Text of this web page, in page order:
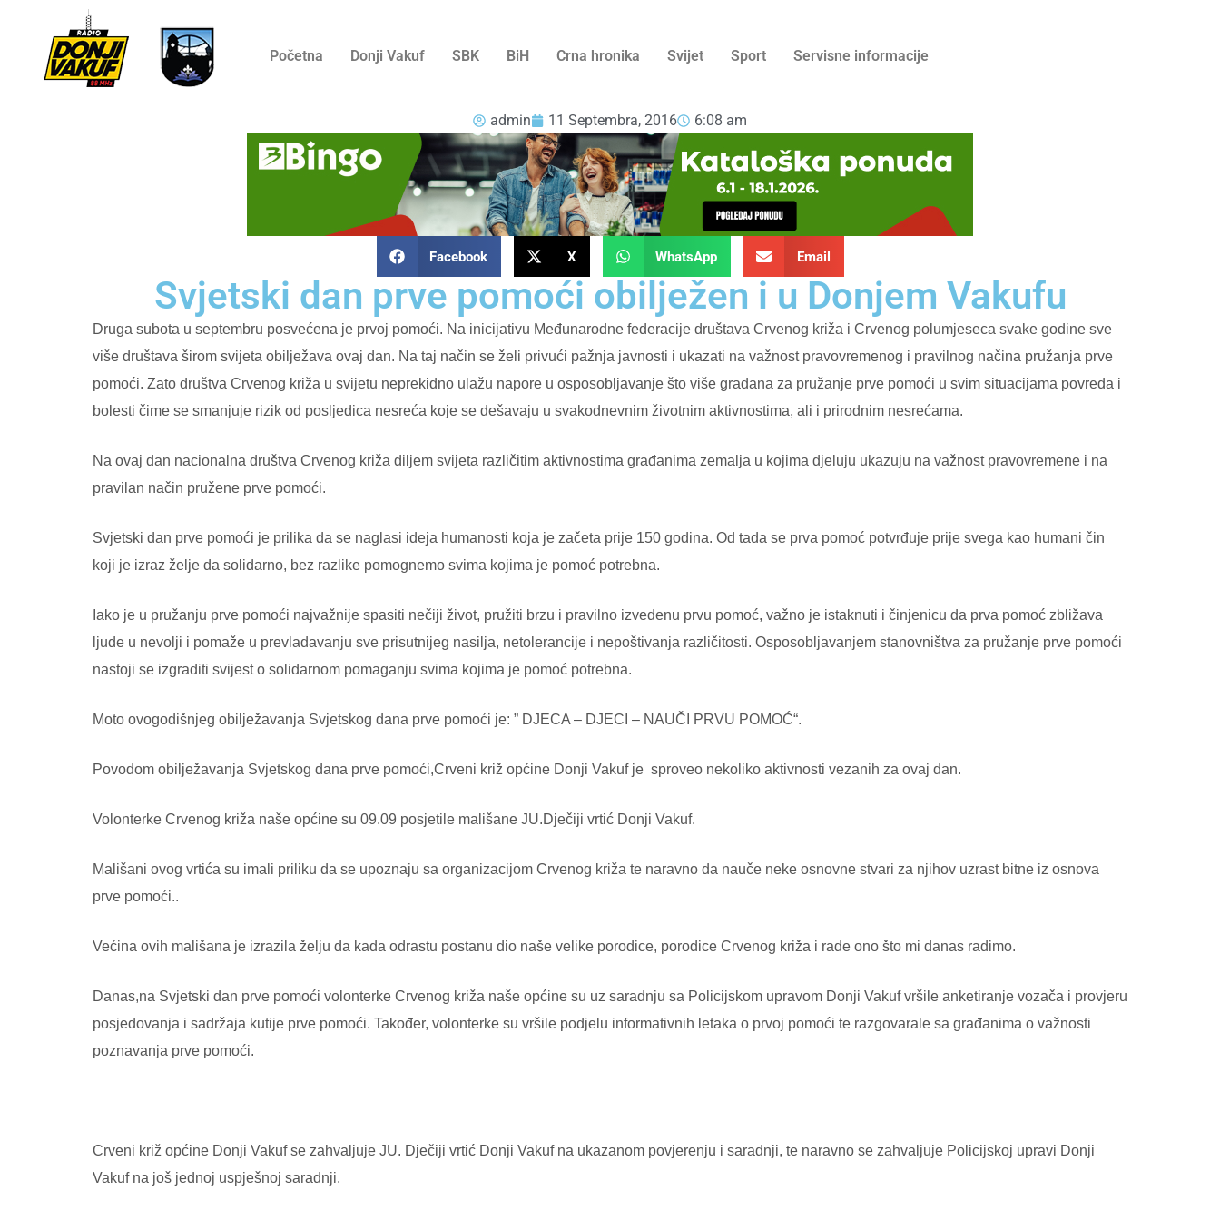
Početna Donji Vakuf SBK BiH Crna hronika Svijet Sport Servisne informacije
admin 11 Septembra, 2016 6:08 am
Facebook X WhatsApp Email
Svjetski dan prve pomoći obilježen i u Donjem Vakufu
Druga subota u septembru posvećena je prvoj pomoći. Na inicijativu Međunarodne federacije društava Crvenog križa i Crvenog polumjeseca svake godine sve
više društava širom svijeta obilježava ovaj dan. Na taj način se želi privući pažnja javnosti i ukazati na važnost pravovremenog i pravilnog načina pružanja prve
pomoći. Zato društva Crvenog križa u svijetu neprekidno ulažu napore u osposobljavanje što više građana za pružanje prve pomoći u svim situacijama povreda i
bolesti čime se smanjuje rizik od posljedica nesreća koje se dešavaju u svakodnevnim životnim aktivnostima, ali i prirodnim nesrećama.
Na ovaj dan nacionalna društva Crvenog križa diljem svijeta različitim aktivnostima građanima zemalja u kojima djeluju ukazuju na važnost pravovremene i na
pravilan način pružene prve pomoći.
Svjetski dan prve pomoći je prilika da se naglasi ideja humanosti koja je začeta prije 150 godina. Od tada se prva pomoć potvrđuje prije svega kao humani čin
koji je izraz želje da solidarno, bez razlike pomognemo svima kojima je pomoć potrebna.
Iako je u pružanju prve pomoći najvažnije spasiti nečiji život, pružiti brzu i pravilno izvedenu prvu pomoć, važno je istaknuti i činjenicu da prva pomoć zbližava
ljude u nevolji i pomaže u prevladavanju sve prisutnijeg nasilja, netolerancije i nepoštivanja različitosti. Osposobljavanjem stanovništva za pružanje prve pomoći
nastoji se izgraditi svijest o solidarnom pomaganju svima kojima je pomoć potrebna.
Moto ovogodišnjeg obilježavanja Svjetskog dana prve pomoći je: ” DJECA – DJECI – NAUČI PRVU POMOĆ“.
Povodom obilježavanja Svjetskog dana prve pomoći,Crveni križ općine Donji Vakuf je sproveo nekoliko aktivnosti vezanih za ovaj dan.
Volonterke Crvenog križa naše općine su 09.09 posjetile mališane JU.Dječiji vrtić Donji Vakuf.
Mališani ovog vrtića su imali priliku da se upoznaju sa organizacijom Crvenog križa te naravno da nauče neke osnovne stvari za njihov uzrast bitne iz osnova
prve pomoći..
Većina ovih mališana je izrazila želju da kada odrastu postanu dio naše velike porodice, porodice Crvenog križa i rade ono što mi danas radimo.
Danas,na Svjetski dan prve pomoći volonterke Crvenog križa naše općine su uz saradnju sa Policijskom upravom Donji Vakuf vršile anketiranje vozača i provjeru
posjedovanja i sadržaja kutije prve pomoći. Također, volonterke su vršile podjelu informativnih letaka o prvoj pomoći te razgovarale sa građanima o važnosti
poznavanja prve pomoći.
Crveni križ općine Donji Vakuf se zahvaljuje JU. Dječiji vrtić Donji Vakuf na ukazanom povjerenju i saradnji, te naravno se zahvaljuje Policijskoj upravi Donji
Vakuf na još jednoj uspješnoj saradnji.